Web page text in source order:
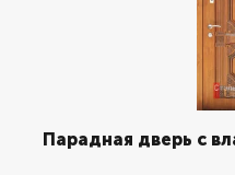
Парадная дверь с